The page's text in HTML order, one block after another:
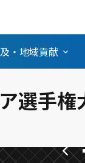
・地域貢献
選手権
ドはプ
会初
chevron_left